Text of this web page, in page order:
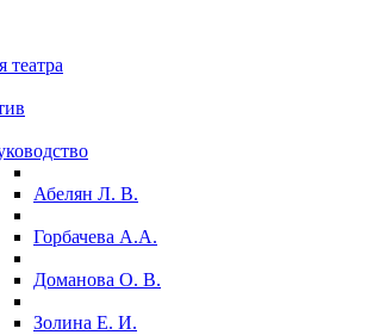
театра
Абелян Л. В.
Горбачева А.А.
Доманова О. В.
Золина Е. И.